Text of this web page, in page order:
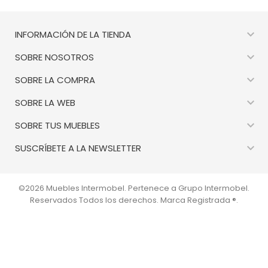
INFORMACIÓN DE LA TIENDA 
SOBRE NOSOTROS 
SOBRE LA COMPRA 
SOBRE LA WEB 
SOBRE TUS MUEBLES 
SUSCRÍBETE A LA NEWSLETTER 
©2026 Muebles Intermobel. Pertenece a Grupo Intermobel.
Reservados Todos los derechos. Marca Registrada ®.